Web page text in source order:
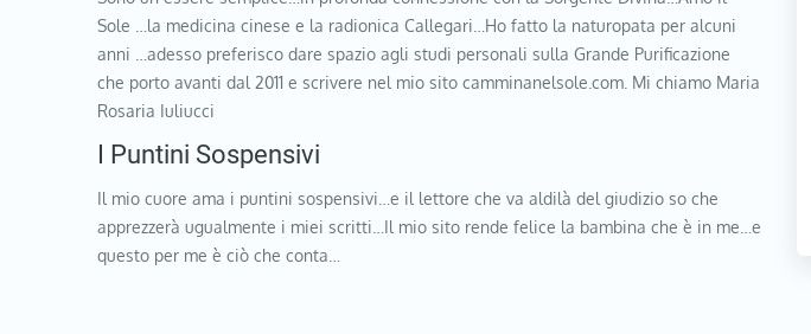
Sole …la medicina cinese e la radionica Callegari…Ho fatto la naturopata per alcuni
anni …adesso preferisco dare spazio agli studi personali sulla Grande Purificazione
che porto avanti dal 2011 e scrivere nel mio sito camminanelsole.com. Mi chiamo Maria
Rosaria Iuliucci
I Puntini Sospensivi
Il mio cuore ama i puntini sospensivi…e il lettore che va aldilà del giudizio so che
apprezzerà ugualmente i miei scritti…Il mio sito rende felice la bambina che è in me…e
questo per me è ciò che conta…